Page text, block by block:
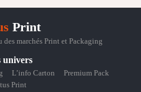
Print
marchés Print et Packaging
univers
L’info Carton
Premium Pack
Print